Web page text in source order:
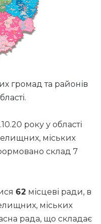
громад та районів
року у області
міських
склад 7
62 місцеві ради, в
міських
рада, що складає